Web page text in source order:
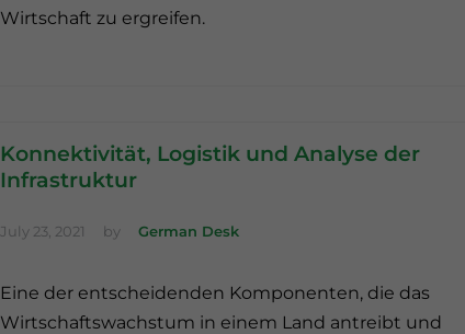
Wirtschaft zu ergreifen.
Konnektivität, Logistik und Analyse der
Infrastruktur
July 23, 2021 by German Desk
Eine der entscheidenden Komponenten, die das
Wirtschaftswachstum in einem Land antreibt und